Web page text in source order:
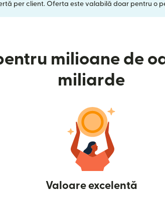
per client. Oferta este valabilă doar pentru o
milioane de
miliarde
Valoare excelentă